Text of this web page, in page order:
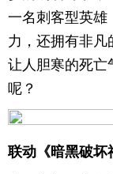
化一名刺客型英雄
力，还拥有非凡
让人胆寒的死亡
呢？
联动《暗黑破坏